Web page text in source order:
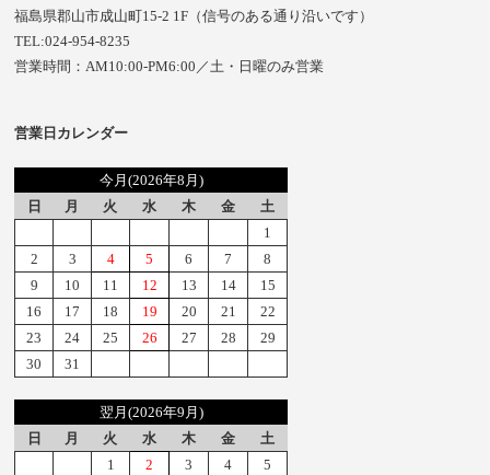
福島県郡山市成山町15-2 1F（信号のある通り沿いです）
TEL:024-954-8235
営業時間：AM10:00-PM6:00／土・日曜のみ営業
営業日カレンダー
今月(2026年8月)
日
月 火 水 木 金
土
1
2
3 4 5 6 7
8
9
10 11 12 13 14
15
16
17 18 19 20 21
22
23
24 25 26 27 28
29
30
31
翌月(2026年9月)
日
月 火 水 木 金
土
1
2 3 4
5